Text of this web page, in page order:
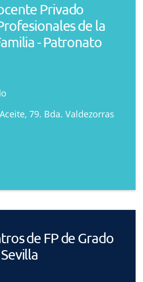
Privado
de la
- Patronato
79. Bda. Valdezorras
de FP de Grado